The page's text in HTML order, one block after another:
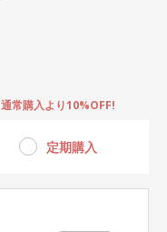
定期購入
通常購入より10%OFF!